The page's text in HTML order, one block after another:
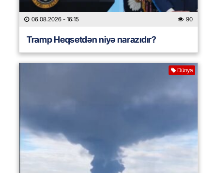
06.08.2026 - 16:15 90
Tramp Heqsetdən niyə narazıdır?
Dünya